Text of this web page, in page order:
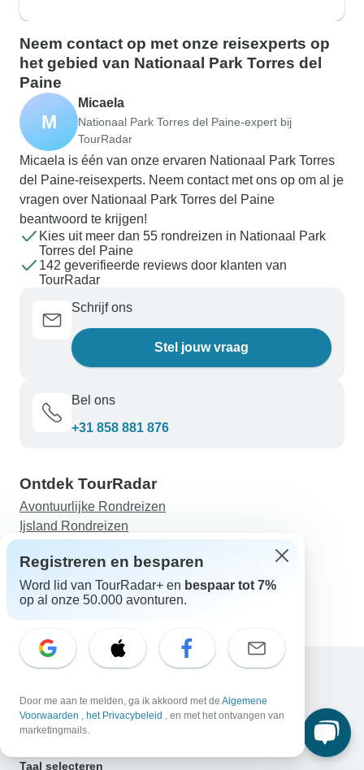
Neem contact op met onze reisexperts op
het gebied van Nationaal Park Torres del
Paine
M
Micaela
Nationaal Park Torres del Paine-expert bij
TourRadar
Micaela is één van onze ervaren Nationaal Park Torres
del Paine-reisexperts. Neem contact met ons op om al je
vragen over Nationaal Park Torres del Paine
beantwoord te krijgen!
Kies uit meer dan 55 rondreizen in Nationaal Park
Torres del Paine
142 geverifieerde reviews door klanten van
TourRadar
Schrijf ons
Stel jouw vraag
Bel ons
+31 858 881 876
Ontdek TourRadar
Avontuurlijke Rondreizen
Ijsland Rondreizen
Gegarandeerd Vertrek
Van Zanzibar naar Kaapstad
Caïro Reispakket voor 4 dagen 3 nachten
Hulp
Neem contact met ons op
Nederland +31 858 881 876
Taal selecteren
Registreren en besparen
Word lid van TourRadar+ en bespaar tot 7%
op al onze 50.000 avonturen.
Door me aan te melden, ga ik akkoord met de Algemene
Voorwaarden , het Privacybeleid , en met het ontvangen van
marketingmails.